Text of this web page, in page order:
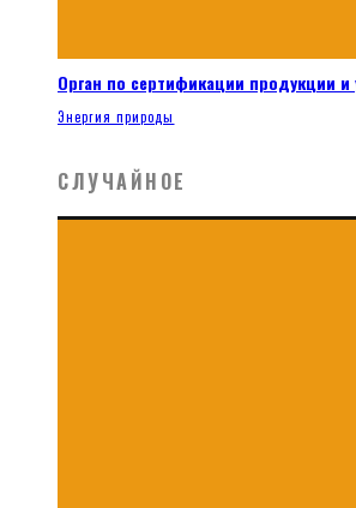
Орган по сертификации продукции и
Энергия природы
СЛУЧАЙНОЕ